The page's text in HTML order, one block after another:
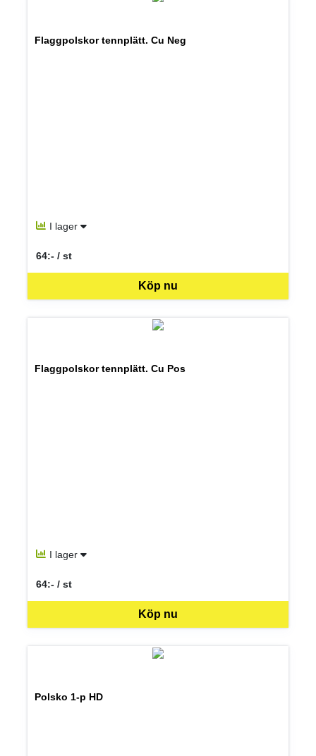
Flaggpolskor tennplätt. Cu Neg
I lager
Köp nu
64:- / st
SEK per ST
Flaggpolskor tennplätt. Cu Pos
I lager
Köp nu
64:- / st
SEK per ST
Polsko 1-p HD